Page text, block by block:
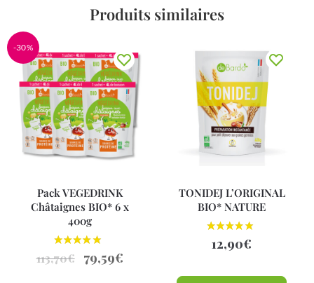
Produits similaires
-30%
Pack VEGEDRINK
Châtaignes BIO* 6 x
400g
113,70€ 79,59€
TONIDEJ L’ORIGINAL
BIO* NATURE
12,90€